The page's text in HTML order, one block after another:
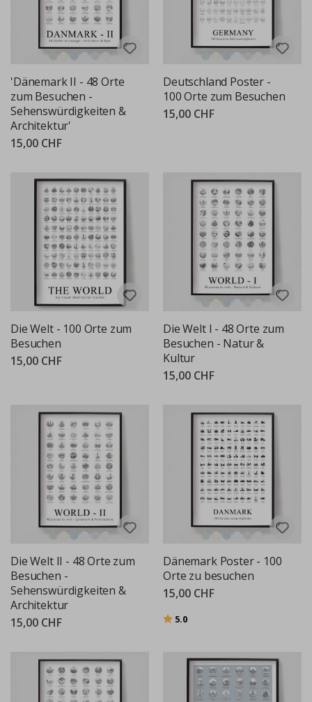
'Dänemark II - 48 Orte
zum Besuchen -
Sehenswürdigkeiten &
Architektur'
15,00 CHF
Deutschland Poster -
100 Orte zum Besuchen
15,00 CHF
Die Welt - 100 Orte zum
Besuchen
15,00 CHF
Die Welt I - 48 Orte zum
Besuchen - Natur &
Kultur
15,00 CHF
Die Welt II - 48 Orte zum
Besuchen -
Sehenswürdigkeiten &
Architektur
15,00 CHF
Dänemark Poster - 100
Orte zu besuchen
15,00 CHF
Bewertung:
5.0